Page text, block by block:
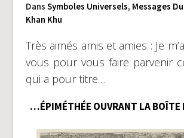
Dans Symboles Universels, Messages
Khan Khu
Très aimés amis et amies : Je
vous pour vous faire parvenir
qui a pour titre…
…ÉPIMÉTHÉE OUVRANT LA BOÎTE